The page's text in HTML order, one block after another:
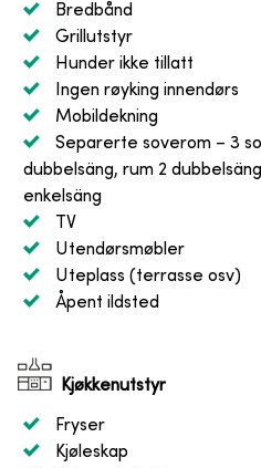
Bredbånd
Grillutstyr
Hunder ikke tillatt
Ingen røyking innendørs
Mobildekning
Separerte soverom – 3
dubbelsäng, rum 2
enkelsäng
TV
Utendørsmøbler
Uteplass (terrasse osv)
Åpent ildsted
Kjøkkenutstyr
Fryser
Kjøleskap